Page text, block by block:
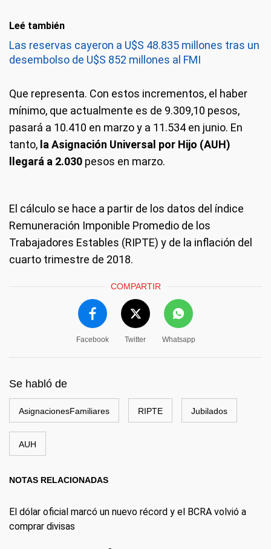
Leé también
Las reservas cayeron a U$S 48.835 millones tras un
desembolso de U$S 852 millones al FMI
Que representa. Con estos incrementos, el haber
mínimo, que actualmente es de 9.309,10 pesos,
pasará a 10.410 en marzo y a 11.534 en junio. En
tanto, la Asignación Universal por Hijo (AUH)
llegará a 2.030 pesos en marzo.
El cálculo se hace a partir de los datos del índice
Remuneración Imponible Promedio de los
Trabajadores Estables (RIPTE) y de la inflación del
cuarto trimestre de 2018.
COMPARTIR
Facebook Twitter Whatsapp
Se habló de
AsignacionesFamiliares RIPTE Jubilados
AUH
NOTAS RELACIONADAS
El dólar oficial marcó un nuevo récord y el BCRA volvió a
comprar divisas